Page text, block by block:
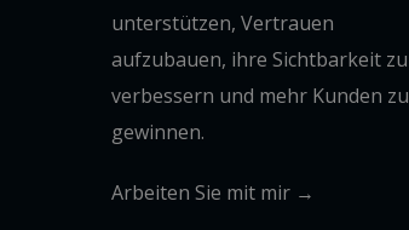
unterstützen, Vertrauen
aufzubauen, ihre Sichtbarkeit zu
verbessern und mehr Kunden zu
gewinnen.
Arbeiten Sie mit mir →